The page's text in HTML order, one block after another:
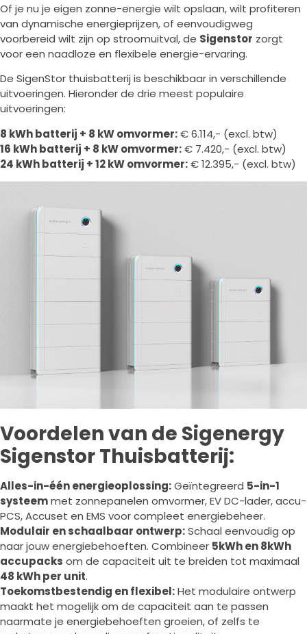
Of je nu je eigen zonne-energie wilt opslaan, wilt profiteren
van dynamische energieprijzen, of eenvoudigweg
voorbereid wilt zijn op stroomuitval, de Sigenstor zorgt
voor een naadloze en flexibele energie-ervaring.
De SigenStor thuisbatterij is beschikbaar in verschillende
uitvoeringen. Hieronder de drie meest populaire
uitvoeringen:
8 kWh batterij + 8 kW omvormer:€ 6.114,- (excl. btw)
16 kWh batterij + 8 kW omvormer:€ 7.420,- (excl. btw)
24 kWh batterij + 12 kW omvormer:€ 12.395,- (excl. btw)
Voordelen van de Sigenergy
Sigenstor Thuisbatterij:
Alles-in-één energieoplossing:Geïntegreerd 5-in-1
systeemmet zonnepanelen omvormer, EV DC-lader, accu-
PCS, Accuset en EMS voor compleet energiebeheer.
Modulair en schaalbaar ontwerp:Schaal eenvoudig op
naar jouw energiebehoeften. Combineer 5kWh en 8kWh
accupacks om de capaciteit uit te breiden tot maximaal
48 kWh per unit.
Toekomstbestendig en flexibel:Het modulaire ontwerp
maakt het mogelijk om de capaciteit aan te passen
naarmate je energiebehoeften groeien, of zelfs te